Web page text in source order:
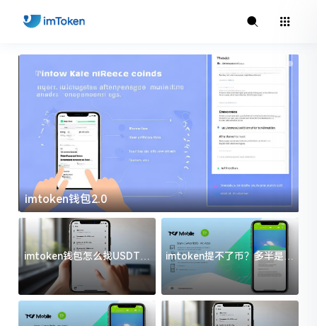
imtoken钱包2.0
imtoken钱包怎么找USDT地
址？三步搞定不踩坑
imtoken提不了币？多半是这
几件事没处理好